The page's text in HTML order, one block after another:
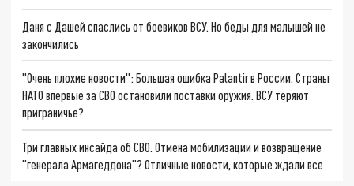
Даня с Дашей спаслись от боевиков ВСУ. Но беды для малышей не
закончились
"Очень плохие новости": Большая ошибка Palantir в России. Страны
НАТО впервые за СВО остановили поставки оружия. ВСУ теряют
приграничье?
Три главных инсайда об СВО. Отмена мобилизации и возвращение
"генерала Армагеддона"? Отличные новости, которые ждали все